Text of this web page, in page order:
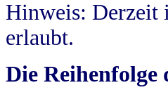
Hinweis: Derzeit
erlaubt.
Die Reihenfolge